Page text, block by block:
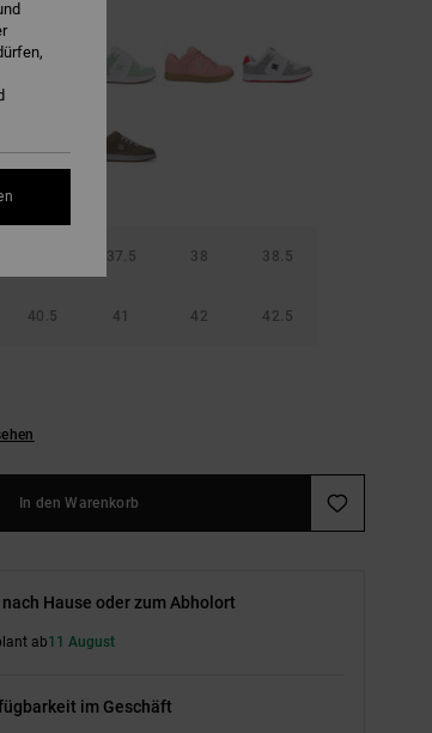
37.5 38 38.5
40.5 41 42 42.5
In den Warenkorb
Hause oder zum Abholort
ab11 August
im Geschäft